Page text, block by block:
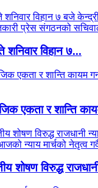
शनिवार विहान ७...
एकता र शान्ति
शोषण विरुद्ध